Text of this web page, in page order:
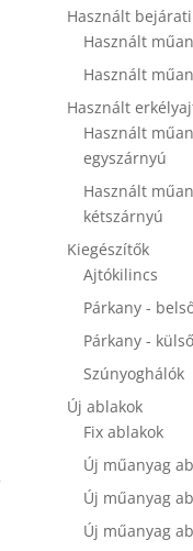
Használt
Használt
Használt
Használt
Használt
egyszárnyú
Használt
kétszárnyú
Kiegészítők
Ajtókilincs
Párkany -
Párkany - külső
Szúnyoghálók
Új ablakok
Fix ablakok
Új műanyag
Új műanyag
Új műanyag